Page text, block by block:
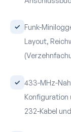
Funk-
Layout,
433-MHz-
232-Kabel